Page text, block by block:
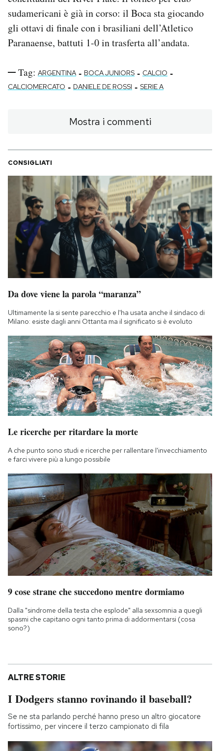
sudamericani è già in corso: il Boca sta giocando
gli ottavi di finale con i brasiliani dell’Atletico
Paranaense, battuti 1-0 in trasferta all’andata.
Tag: ARGENTINA - BOCA JUNIORS - CALCIO -
CALCIOMERCATO - DANIELE DE ROSSI - SERIE A
Mostra i commenti
CONSIGLIATI
Da dove viene la parola “maranza”
Ultimamente la si sente parecchio e l'ha usata anche il sindaco di
Milano: esiste dagli anni Ottanta ma il significato si è evoluto
Le ricerche per ritardare la morte
A che punto sono studi e ricerche per rallentare l'invecchiamento
e farci vivere più a lungo possibile
9 cose strane che succedono mentre dormiamo
Dalla "sindrome della testa che esplode" alla sexsomnia a quegli
spasmi che capitano ogni tanto prima di addormentarsi (cosa
sono?)
ALTRE STORIE
I Dodgers stanno rovinando il baseball?
Se ne sta parlando perché hanno preso un altro giocatore
fortissimo, per vincere il terzo campionato di fila